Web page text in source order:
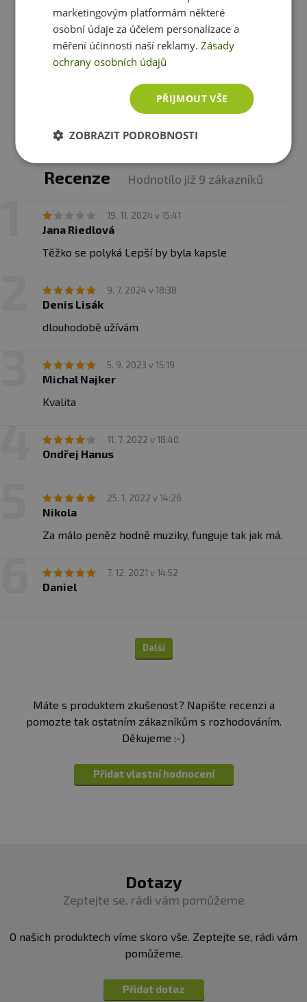
Extrifit BCAA Instant 300g
499 Kč
skladem ihned k expedici
Zobrazit všechny produkty v akci
Recenze Hodnotilo již 9 zákazníků
19. 11. 2024 v 15:41
Jana Riedlová
Těžko se polyká Lepší by byla kapsle
9. 7. 2024 v 18:38
Denis Lisák
dlouhodobě užívám
5. 9. 2023 v 15:19
Michal Najker
Kvalita
11. 7. 2022 v 18:40
Ondřej Hanus
25. 1. 2022 v 14:26
Nikola
Za málo peněz hodně muziky, funguje tak jak má.
7. 12. 2021 v 14:52
Daniel
Další
Máte s produktem zkušenost? Napište recenzi a
pomozte tak ostatním zákazníkům s rozhodováním.
Děkujeme :-)
Přidat vlastní hodnocení
Dotazy
Zeptejte se, rádi vám pomůžeme
O našich produktech víme skoro vše. Zeptejte se, rádi vám
pomůžeme.
Přidat dotaz
marketingovým platformám některé
osobní údaje za účelem personalizace a
měření účinnosti naší reklamy.Zásady
ochrany osobních údajů
PŘIJMOUT VŠE
ZOBRAZIT PODROBNOSTI